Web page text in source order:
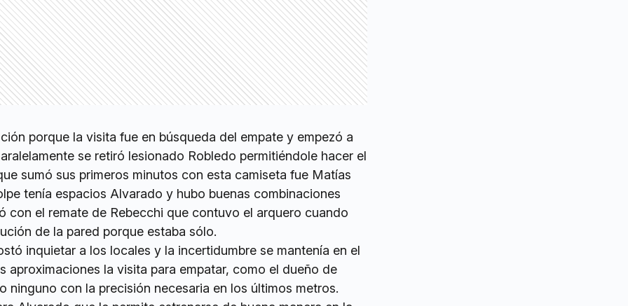
porque la visita fue en búsqueda del empate y empezó a
se retiró lesionado Robledo permitiéndole hacer el
sumó sus primeros minutos con esta camiseta fue Matías
tenía espacios Alvarado y hubo buenas combinaciones
con el remate de Rebecchi que contuvo el arquero cuando
de la pared porque estaba sólo.
inquietar a los locales y la incertidumbre se mantenía en el
aproximaciones la visita para empatar, como el dueño de
ninguno con la precisión necesaria en los últimos metros.